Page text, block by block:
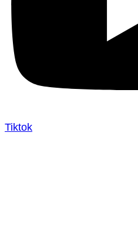
Tiktok